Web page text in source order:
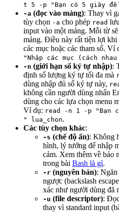
t 5 -p "Bạn có 5 giây
-a (đọc vào mảng): Thay vì
tùy chọn -a cho phép read
input vào một mảng. Mỗi từ
mảng. Điều này rất tiện lợi khi
các mục hoặc các tham số. Ví
"Nhập các mục (cách
-n (giới hạn số ký tự nhập):
định số lượng ký tự tối đa mà
dùng nhập đủ số ký tự này,
không cần người dùng nhấn
dùng cho các lựa chọn menu
Ví dụ: read -n 1 -p "Bạn
" lua_chon.
Các tùy chọn khác:
-s (chế độ ẩn): Không
hình, lý tưởng để nhập
cảm. Xem thêm về bảo
trong bài Bash là gì.
-r (nguyên bản): Ngăn
ngược (backslash
xác như người dùng đã
-u (file descriptor):
thay vì standard input